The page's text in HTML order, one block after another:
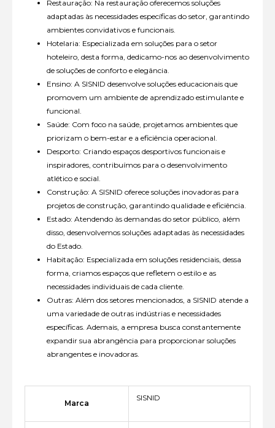
Restauração: Na restauração oferecemos soluções
adaptadas às necessidades específicas do setor, garantindo
ambientes convidativos e funcionais.
Hotelaria: Especializada em soluções para o setor
hoteleiro, desta forma, dedicamo-nos ao desenvolvimento
de soluções de conforto e elegância.
Ensino: A SISNID desenvolve soluções educacionais que
promovem um ambiente de aprendizado estimulante e
funcional.
Saúde: Com foco na saúde, projetamos ambientes que
priorizam o bem-estar e a eficiência operacional.
Desporto: Criando espaços desportivos funcionais e
inspiradores, contribuímos para o desenvolvimento
atlético e social.
Construção: A SISNID oferece soluções inovadoras para
projetos de construção, garantindo qualidade e eficiência.
Estado: Atendendo às demandas do setor público, além
disso, desenvolvemos soluções adaptadas às necessidades
do Estado.
Habitação: Especializada em soluções residenciais, dessa
forma, criamos espaços que refletem o estilo e as
necessidades individuais de cada cliente.
Outras: Além dos setores mencionados, a SISNID atende a
uma variedade de outras indústrias e necessidades
específicas. Ademais, a empresa busca constantemente
expandir sua abrangência para proporcionar soluções
abrangentes e inovadoras.
Marca
SISNID